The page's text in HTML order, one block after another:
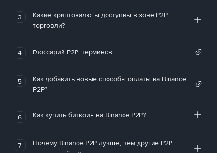
3
Какие криптовалюты доступны в зоне P2P-
торговли?
4 Глоссарий P2P-терминов
5
Как добавить новые способы оплаты на Binance
P2P?
6 Как купить биткоин на Binance P2P?
7
Почему Binance P2P лучше, чем другие P2P-